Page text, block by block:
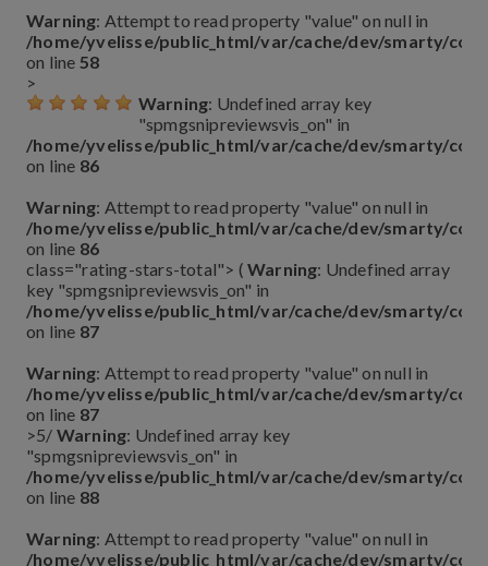
Warning: Attempt to read property "value" on null in
/home/yvelisse/public_html/var/cache/dev/smarty/
on line 58
>
Warning: Undefined array key
"spmgsnipreviewsvis_on" in
/home/yvelisse/public_html/var/cache/dev/smarty/
on line 86
Warning: Attempt to read property "value" on null in
/home/yvelisse/public_html/var/cache/dev/smarty/
on line 86
class="rating-stars-total"> ( Warning: Undefined array
key "spmgsnipreviewsvis_on" in
/home/yvelisse/public_html/var/cache/dev/smarty/
on line 87
Warning: Attempt to read property "value" on null in
/home/yvelisse/public_html/var/cache/dev/smarty/
on line 87
>5/ Warning: Undefined array key
"spmgsnipreviewsvis_on" in
/home/yvelisse/public_html/var/cache/dev/smarty/
on line 88
Warning: Attempt to read property "value" on null in
/home/yvelisse/public_html/var/cache/dev/smarty/